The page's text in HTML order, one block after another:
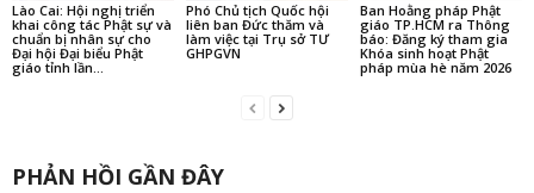
Lào Cai: Hội nghị triển
khai công tác Phật sự và
chuẩn bị nhân sự cho
Đại hội Đại biểu Phật
giáo tỉnh lần...
Phó Chủ tịch Quốc hội
liên ban Đức thăm và
làm việc tại Trụ sở TƯ
GHPGVN
Ban Hoằng pháp Phật
giáo TP.HCM ra Thông
báo: Đăng ký tham gia
Khóa sinh hoạt Phật
pháp mùa hè năm 2026
PHẢN HỒI GẦN ĐÂY